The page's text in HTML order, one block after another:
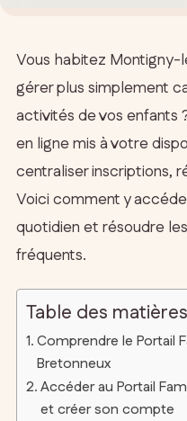
Vous habitez
gérer plus simplement
activités de vos enfants
en ligne mis à votre
centraliser inscriptions,
Voici comment y
quotidien et résoudre
fréquents.
Table des matières
Comprendre le Portail
Bretonneux
Accéder au Portail
et créer son compte